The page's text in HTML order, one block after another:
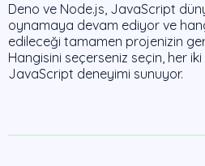
Deno ve Node.js, JavaScript
oynamaya devam ediyor ve
edileceği tamamen projenizin
Hangisini seçerseniz seçin, her
JavaScript deneyimi sunuyor.